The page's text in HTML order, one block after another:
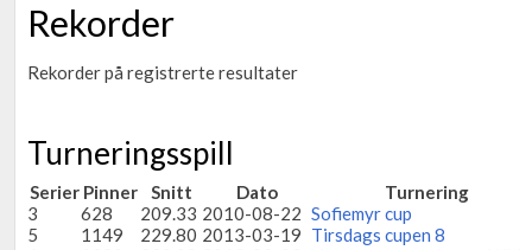
Rekorder
Rekorder på registrerte resultater
Turneringsspill
Serier Pinner Snitt Dato
Turnering
3
628 209.33 2010-08-22 Sofiemyr cup
5
1149 229.80 2013-03-19 Tirsdags cupen 8